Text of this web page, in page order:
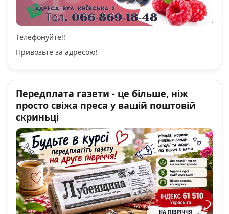
Телефонуйте!!
Привозьте за адресою!
Передплата газети - це більше, ніж
просто свіжа преса у вашій поштовій
скриньці